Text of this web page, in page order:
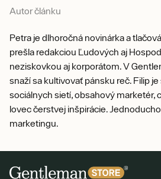
Autor článku
Petra je dlhoročná novinárka a
prešla redakciou Ľudových aj
neziskovkou aj korporátom. V
snaží sa kultivovať pánsku reč. Filip
sociálnych sietí, obsahový marketér,
lovec čerstvej inšpirácie.
marketingu.